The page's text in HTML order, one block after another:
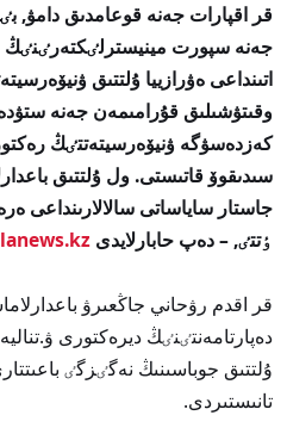
قر اقپارات جەنە قوعامدىق دامۋ,
جەنە سپورت مينيسترلٸكتەرٸنٸڭ
اتىنداعى ەۋرازييا ۇلتتىق
وقىتۋشىلىق قۇرامىمەن جەنە
كەزدەسۋگە ۋنيۆەرسيتەتتٸڭ
سىدىقوۆ قاتىستى. ول ۇلتتىق
جاستار ساياساتى سالالارىنداعى
ٶتتٸ, – دەپ حابارلايدى
قر اقدم رۋحاني جاڭعىرۋ
دەپارتامەنتٸنٸڭ ديرەكتورى
ۇلتتىق جوباسىنىڭ نەگٸزگٸ
تانىستىردى.